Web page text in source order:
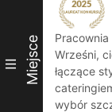
III Miejsce
Wrześni,
łączące
wybór